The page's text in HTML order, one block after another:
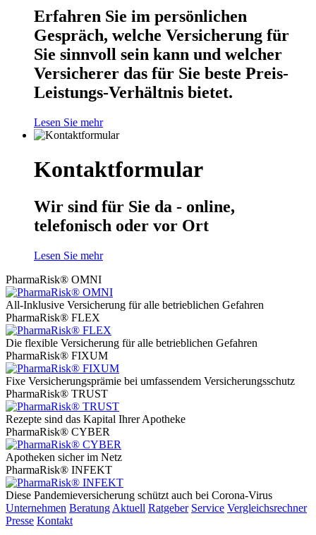
Erfahren Sie im persönlichen
Gespräch, welche Versicherung für
Sie sinnvoll sein kann und welcher
Versicherer das für Sie beste Preis-
Leistungs-Verhältnis bietet.
Lesen Sie mehr
Kontaktformular
Wir sind für Sie da - online,
telefonisch oder vor Ort
Lesen Sie mehr
PharmaRisk® OMNI
All-Inklusive Versicherung für alle betrieblichen Gefahren
PharmaRisk® FLEX
Die flexible Versicherung für alle betrieblichen Gefahren
PharmaRisk® FIXUM
Fixe Versicherungsprämie bei umfassendem Versicherungsschutz
PharmaRisk® TRUST
Rezepte sind das Kapital Ihrer Apotheke
PharmaRisk® CYBER
Apotheken sicher im Netz
PharmaRisk® INFEKT
Diese Pandemieversicherung schützt auch bei Corona-Virus
Unternehmen Beratung Aktuell Ratgeber Service Vergleichsrechner
Presse Kontakt